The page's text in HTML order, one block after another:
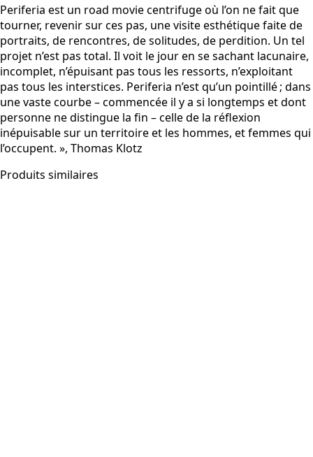
Periferia est un road movie centrifuge où l’on ne fait que
tourner, revenir sur ces pas, une visite esthétique faite de
portraits, de rencontres, de solitudes, de perdition. Un tel
projet n’est pas total. Il voit le jour en se sachant lacunaire,
incomplet, n’épuisant pas tous les ressorts, n’exploitant
pas tous les interstices. Periferia n’est qu’un pointillé ; dans
une vaste courbe – commencée il y a si longtemps et dont
personne ne distingue la fin – celle de la réflexion
inépuisable sur un territoire et les hommes, et femmes qui
l’occupent. », Thomas Klotz
Produits similaires